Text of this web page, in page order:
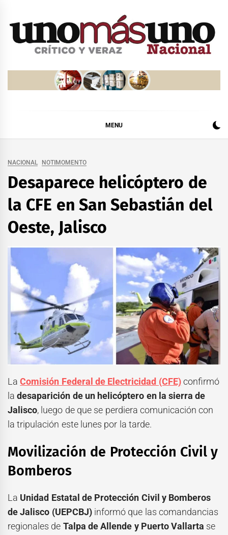
MENU
NACIONAL NOTIMOMENTO
Desaparece helicóptero de
la CFE en San Sebastián del
Oeste, Jalisco
LaComisión Federal de Electricidad (CFE)confirmó
ladesaparición de un helicóptero en la sierra de
Jalisco, luego de que se perdiera comunicación con
la tripulación este lunes por la tarde.
Movilización de Protección Civil y
Bomberos
La Unidad Estatal de Protección Civil y Bomberos
de Jalisco (UEPCBJ)informó que las comandancias
regionales de Talpa de Allende y Puerto Vallarta se